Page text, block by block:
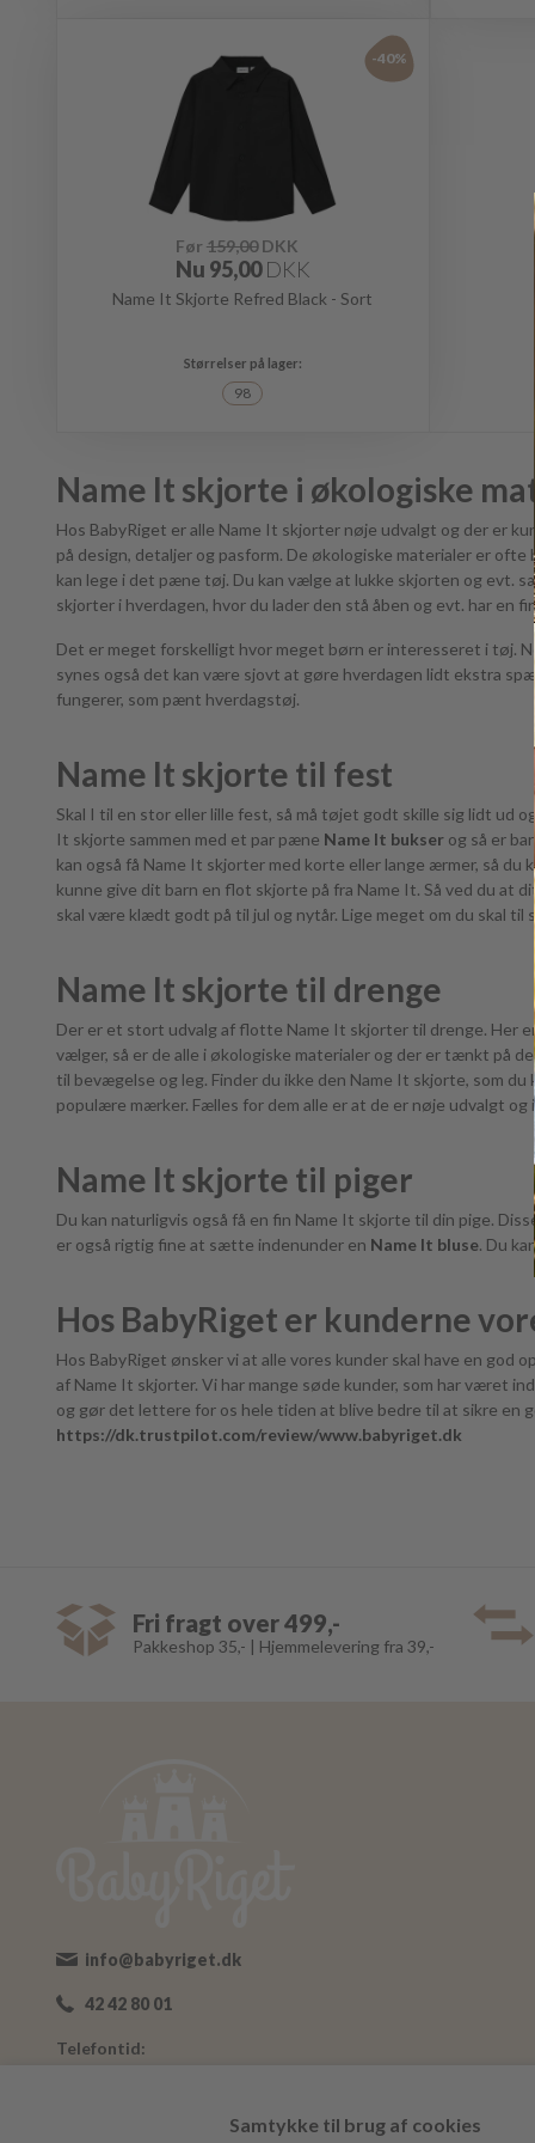
Samtykke til brug af cookies
-40%
Før 159,00DKK
Nu 95,00 DKK
Name It Skjorte Refred Black - Sort
98
Name It skjorte i økologiske
Hos BabyRiget er alle Name It skjorter nøje udvalgt og der er
på design, detaljer og pasform. De økologiske materialer er
kan lege i det pæne tøj. Du kan vælge at lukke skjorten og evt.
skjorter i hverdagen, hvor du lader den stå åben og evt. har en
Det er meget forskelligt hvor meget børn er interesseret i tøj.
synes også det kan være sjovt at gøre hverdagen lidt ekstra
fungerer, som pænt hverdagstøj.
Name It skjorte til fest
Skal I til en stor eller lille fest, så må tøjet godt skille sig lidt ud
It skjorte sammen med et par pæne Name It bukser og så er
kan også få Name It skjorter med korte eller lange ærmer, så
kunne give dit barn en flot skjorte på fra Name It. Så ved du at
skal være klædt godt på til jul og nytår. Lige meget om du skal
Name It skjorte til drenge
Der er et stort udvalg af flotte Name It skjorter til drenge. Her
vælger, så er de alle i økologiske materialer og der er tænkt på
til bevægelse og leg. Finder du ikke den Name It skjorte, som
populære mærker. Fælles for dem alle er at de er nøje udvalgt og
Name It skjorte til piger
Du kan naturligvis også få en fin Name It skjorte til din pige.
er også rigtig fine at sætte indenunder en Name It bluse. Du
Hos BabyRiget er kunderne
Hos BabyRiget ønsker vi at alle vores kunder skal have en
af Name It skjorter. Vi har mange søde kunder, som har været
og gør det lettere for os hele tiden at blive bedre til at sikre en
https://dk.trustpilot.com/review/www.babyriget.dk
Fri fragt over 499,-
Pakkeshop 35,- | Hjemmelevering fra 39,-
info@babyriget.dk
42 42 80 01
Telefontid: